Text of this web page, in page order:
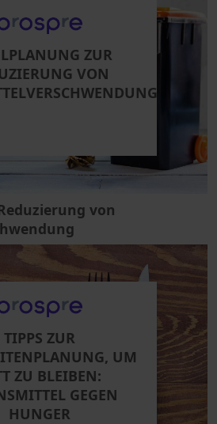
ZUR
VON
von
TIPPS ZUR
UM
ZU BLEIBEN:
GEGEN
HUNGER